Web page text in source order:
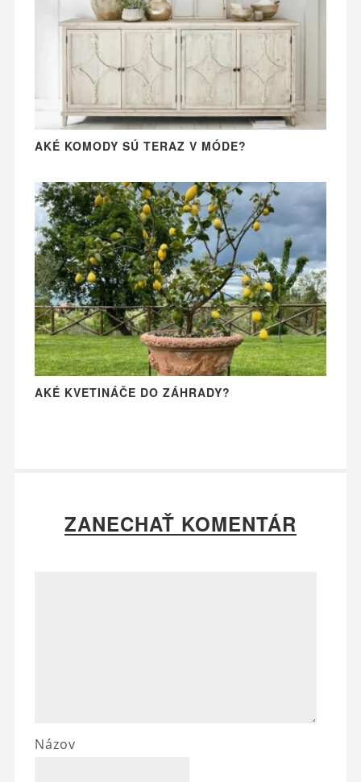
AKÉ KOMODY SÚ TERAZ V MÓDE?
AKÉ KVETINÁČE DO ZÁHRADY?
ZANECHAŤ KOMENTÁR
Názov